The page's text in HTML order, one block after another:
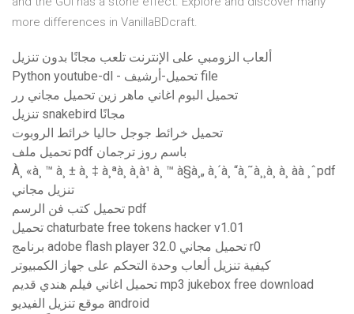
more differences in VanillaBDcraft.
ألعاب الزومبي على الإنترنت تلعب مجانًا بدون تنزيل
Python youtube-dl - تحميل-أرشيف file
تحميل البوم اغاني ماهر زين تحميل مجاني رر
تنزيل snakebird مجانًا
تحميل خرائط جوجل حاليا خرائط الروبوت
تحميل ملف pdf باسم روز ترجمان
À¸ «à¸ ™ à¸ ± à¸ ‡ à¸ªà¸ à¸à¹ à¸ ™ à§à¸„ à¸´à¸ “à¸˜à¸¸à¸ à¸ àà ¸ˆpdf
تنزيل مجاني
تحميل كتب فن الرسم pdf
تحميل chaturbate free tokens hacker v1.01
برنامج adobe flash player تحميل مجاني 32.0 r0
كيفية تنزيل ألعاب وحدة التحكم على جهاز الكمبيوتر
تحميل اغاني فيلم هندي قديم mp3 jukebox free download
موقع تنزيل الفيديو android